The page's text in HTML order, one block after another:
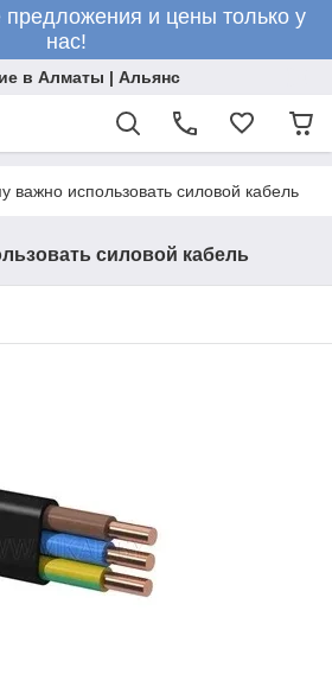
и цены только у
нас!
в Алматы | Альянс
важно использовать силовой кабель
силовой кабель